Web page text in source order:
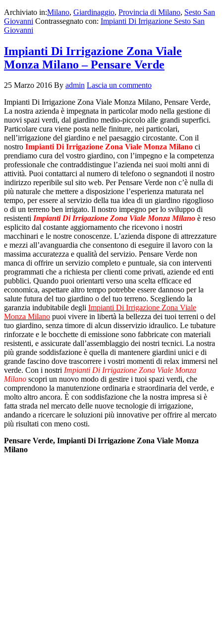
Archiviato in:Milano, Giardinaggio, Provincia di Milano, Sesto San
Giovanni Contrassegnato con: Impianti Di Irrigazione Sesto San
Giovanni
Impianti Di Irrigazione Zona Viale
Monza Milano – Pensare Verde
25 Marzo 2016 By admin Lascia un commento
Impianti Di Irrigazione Zona Viale Monza Milano, Pensare Verde,
La nostra azienda è impegnata in particolar modo nella gestione di
nuovi spazi verdi, dal giardino medio-piccolo alle grandi superfici.
Particolare cura viene posta nelle finiture, nei particolari,
nell’irrigazione del giardino e nel paesaggio circostante. Con il
nostro Impianti Di Irrigazione Zona Viale Monza Milano ci
prendiamo cura del vostro giardino, con l’impegno e la competenza
professionale che contraddistingue l’azienda nei suoi molti anni di
attività. Puoi contattarci al numero di telefono o segnandoti il nostro
indirizzo reperibile sul sito web. Per Pensare Verde non c’è nulla di
più naturale che mettere a disposizione l’esperienza maturata nel
tempo, per essere al servizio della tua idea di un giardino rigoglioso
o di un terreno ben irrigato. Il nostro impegno per lo sviluppo di
resistenti Impianti Di Irrigazione Zona Viale Monza Milano è reso
esplicito dal costante aggiornamento che ricevono i nostri
macchinari e le nostre conoscenze. L’azienda dispone di attrezzature
e mezzi all’avanguardia che consentono di eseguire il lavoro con la
massima accuratezza e qualità del servizio. Pensare Verde non
manca di offrire un servizio completo e puntuale, sia con interventi
programmati che a richiesta per clienti come privati, aziende ed enti
pubblici. Quando puoi orientarti verso una scelta efficace ed
economica, aspettare altro tempo potrebbe essere dannoso per la
salute futura del tuo giardino o del tuo terreno. Scegliendo la
garanzia indubitabile degli Impianti Di Irrigazione Zona Viale
Monza Milano puoi vivere in libertà la bellezza dei tuoi terreni o del
tuo giardino, senza timore di alcun disservizio idraulico. Le tubature
rinforzate e le bocchette di emissione sono fabbricate con materiali
resistenti, e assicurate dall’assemblaggio dei nostri tecnici. La nostra
più grande soddisfazione è quella di mantenere giardini unici e di
grande fascino dove trascorrere i vostri momenti di relax immersi nel
verde. Con i nostri Impianti Di Irrigazione Zona Viale Monza
Milano scopri un nuovo modo di gestire i tuoi spazi verdi, che
comprendono la manutenzione ordinaria e straordinaria del verde, e
molto altro ancora. È con soddisfazione che la nostra impresa si è
fatta strada nel mercato delle nuove tecnologie di irrigazione,
andando a ricercare le soluzioni più innovative per offrire al mercato
più risultati con meno costi.
Pensare Verde, Impianti Di Irrigazione Zona Viale Monza
Milano